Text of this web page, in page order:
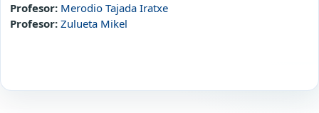
Profesor: Merodio Tajada Iratxe
Profesor: Zulueta Mikel